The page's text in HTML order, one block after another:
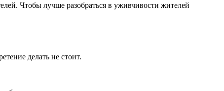
Чтобы лучше разобраться в уживчивости жителей
делать не стоит.